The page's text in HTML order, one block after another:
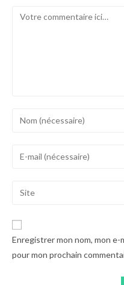
Enregistrer mon nom, mon
pour mon prochain